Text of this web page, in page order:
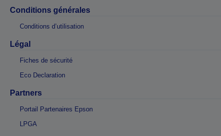
Conditions générales
Conditions d’utilisation
Légal
Fiches de sécurité
Eco Declaration
Partners
Portail Partenaires Epson
LPGA